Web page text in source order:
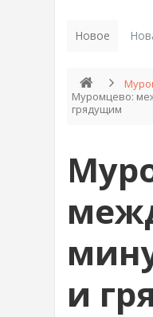
Новое
Муромцево:
грядущим
и